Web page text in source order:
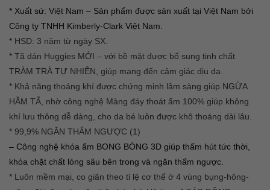
* Xuất sứ: Việt Nam – Sản phẩm được sản xuất tại Việt Nam bởi
Công ty TNHH Kimberly-Clark Việt Nam.
* HSD: 3 năm từ ngày SX.
* Tã dán Huggies MỚI – với bề mặt được bổ sung tinh chất
TRÀM TRÀ TỰ NHIÊN, giúp mang đến cảm giác dịu da.
* Khả năng thoáng khí được chứng minh lâm sàng giúp NGỪA
HĂM TÃ, nhờ công nghệ Màng đáy thoát ẩm 100% giúp không
khí lưu thông dễ dàng, cho da bé luôn được khô thoáng dài lâu.
* 99,9% NGĂN THẤM NGƯỢC (1)
– Công nghệ khóa ẩm BONG BÓNG 3D giúp thấm hút tức thời,
khóa chặt chất lỏng sâu bên trong và ngăn thấm ngược.
* Luôn mềm mại, co giãn theo tỉ lệ cơ thể ở 4 vùng bụng-hông-